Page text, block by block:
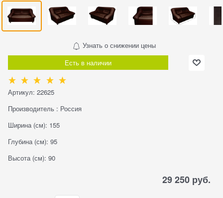
Узнать о снижении цены
Есть в наличии
Артикул: 22625
Производитель : Россия
Ширина (см): 155
Глубина (см): 95
Высота (см): 90
29 250 руб.